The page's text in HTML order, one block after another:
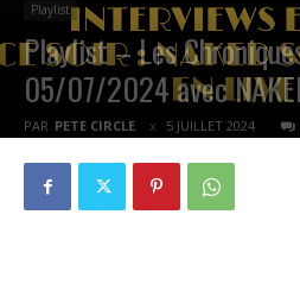
Playlist
Playlist – Les
05/07/2024 avec
PAR PETE CIRCLE 5 JUILLET 2024